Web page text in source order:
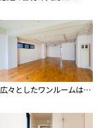
広々としたワンルームはレイアウトの自由度高め